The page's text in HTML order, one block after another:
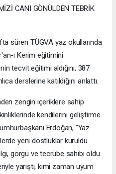
CANI GÖNÜLDEN TEBRİK
süren TÜGVA yaz okullarında
ı Kerim eğitimini
tecvit eğitimi aldığını, 387
derslerine katıldığını anlattı.
zengin içeriklere sahip
kendilerini geliştirme
Erdoğan, "Yaz
yeni dostluklar kuruldu.
görgü ve tecrübe sahibi oldu.
yarıştı, kimi zaman uyum